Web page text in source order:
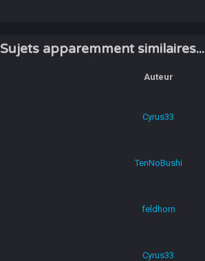
Sujets apparemment similaires...
Auteur
Cyrus33
TenNoBushi
feldhorn
Cyrus33